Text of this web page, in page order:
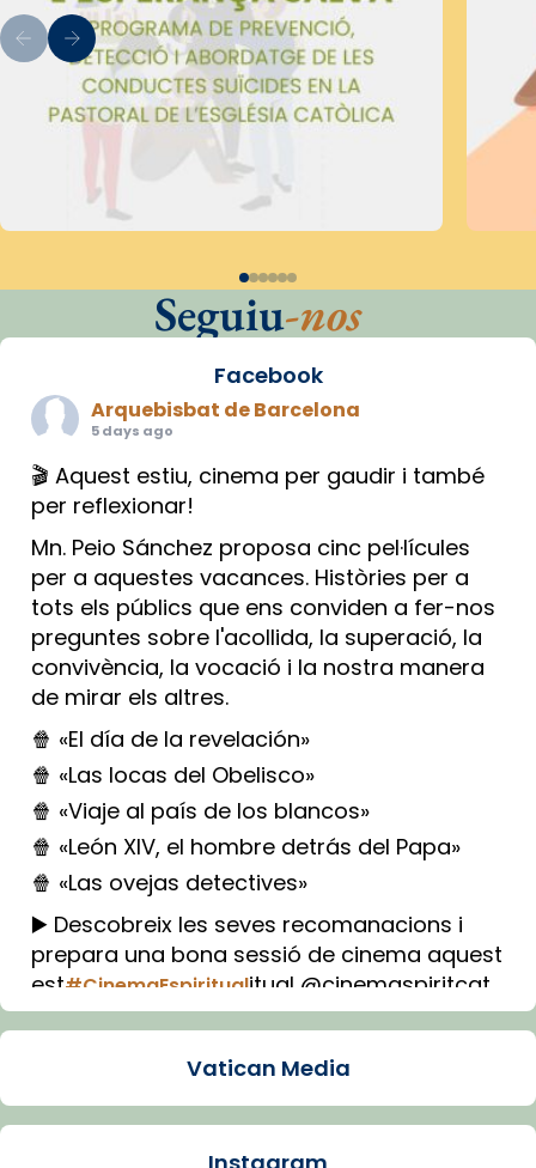
Seguiu-nos
Facebook
Arquebisbat de Barcelona
5 days ago
🎬 Aquest estiu, cinema per gaudir i també
per reflexionar!
Mn. Peio Sánchez proposa cinc pel·lícules
per a aquestes vacances. Històries per a
tots els públics que ens conviden a fer-nos
preguntes sobre l'acollida, la superació, la
convivència, la vocació i la nostra manera
de mirar els altres.
🍿 «El día de la revelación»
🍿 «Las locas del Obelisco»
🍿 «Viaje al país de los blancos»
🍿 «León XIV, el hombre detrás del Papa»
🍿 «Las ovejas detectives»
▶️ Descobreix les seves recomanacions i
prepara una bona sessió de cinema aquest
est#CinemaEspiritualitual @cinemaspiritcat
Imatge: Generada amb IA (OpenAI)
Vatican Media